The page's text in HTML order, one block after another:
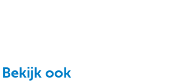
Bekijk ook